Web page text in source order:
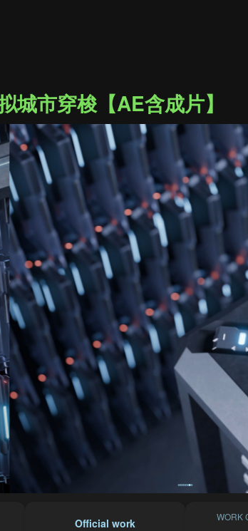
城市穿梭【AE含成片】
Official work WORK